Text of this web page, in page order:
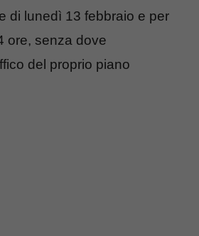
di lunedì 13 febbraio e per
ore, senza dove
del proprio piano